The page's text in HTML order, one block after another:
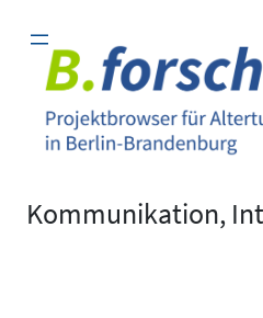
Inhalt
springen
Kommunikation,